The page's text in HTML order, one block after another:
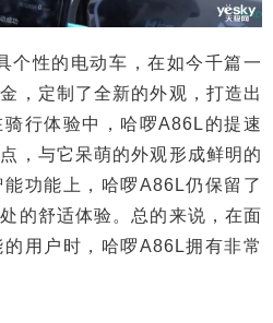
性的电动车，在如今千篇一
，定制了全新的外观，打造出
行体验中，哈啰A86L的提速
，与它呆萌的外观形成鲜明的
功能上，哈啰A86L仍保留了
的舒适体验。总的来说，在面
用户时，哈啰A86L拥有非常